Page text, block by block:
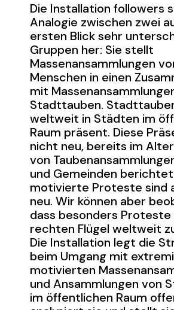
Die Installation followers
Analogie zwischen zwei
ersten Blick sehr
Gruppen her: Sie stellt
Massenansammlungen
Menschen in einen
mit
Stadttauben.
weltweit in Städten im
Raum präsent. Diese
nicht neu, bereits im
von
und Gemeinden
motivierte Proteste sind
neu. Wir können aber
dass besonders Proteste
rechten Flügel weltweit
Die Installation legt die
beim Umgang mit
motivierten
und Ansammlungen von
im öffentlichen Raum